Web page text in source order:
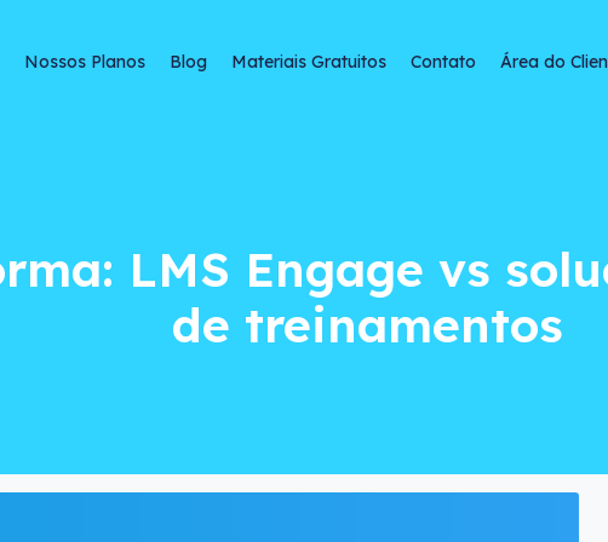
Nossos Planos Blog Materiais Gratuitos Contato Área do
LMS Engage vs
de treinamentos